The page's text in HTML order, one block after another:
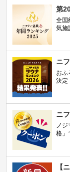
第
全国
気
ニ
おふ
決定
ニ
ノ
格」
【